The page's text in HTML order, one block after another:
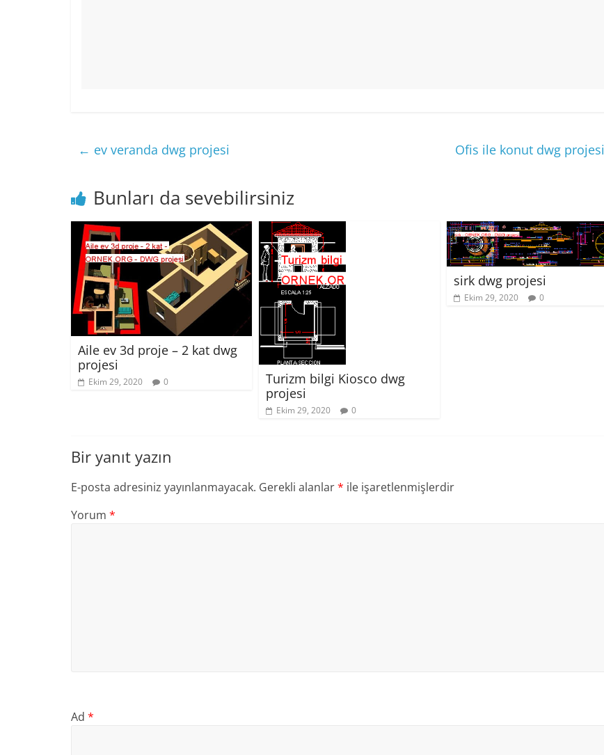
← ev veranda dwg projesi Ofis ile konut dwg projesi
Bunları da sevebilirsiniz
Aile ev 3d proje – 2 kat dwg
projesi
Ekim 29, 2020 0
Turizm bilgi Kiosco dwg
projesi
Ekim 29, 2020 0
sirk dwg projesi
Ekim 29, 2020 0
Bir yanıt yazın
E-posta adresiniz yayınlanmayacak. Gerekli alanlar* ile işaretlenmişlerdir
Yorum *
Ad *